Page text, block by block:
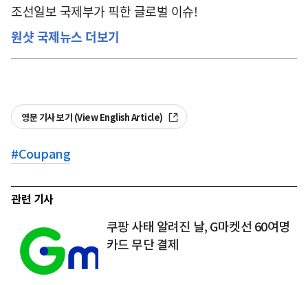
조선일보 국제부가 픽한 글로벌 이슈!
원샷 국제뉴스 더보기
영문 기사 보기 (View English Article)
#Coupang
관련 기사
쿠팡 사태 알려진 날, G마켓선 60여명
카드 무단 결제